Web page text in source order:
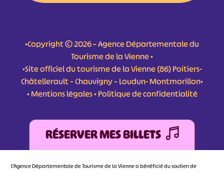
•Copyright © 2026 – Agence Départementale du
Tourisme de la Vienne •
•Site officiel du tourisme de la Vienne (86) Poitiers-
Châtellerault – Chauvigny – Loudun- Montmorillon•
•Mentions légales•Politique de confidentialité
RÉSERVER MES BILLETS
L'Agence Départementale de Tourisme de la Vienne a bénéficié du soutien de